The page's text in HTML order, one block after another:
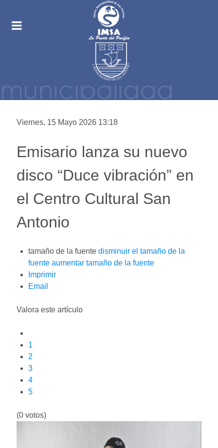
Viernes, 15 Mayo 2026 13:18
Emisario lanza su nuevo
disco “Duce vibración” en
el Centro Cultural San
Antonio
tamaño de la fuente disminuir el tamaño de la
fuente aumentar tamaño de la fuente
Imprimir
Email
Valora este artículo
1
2
3
4
5
(0 votos)